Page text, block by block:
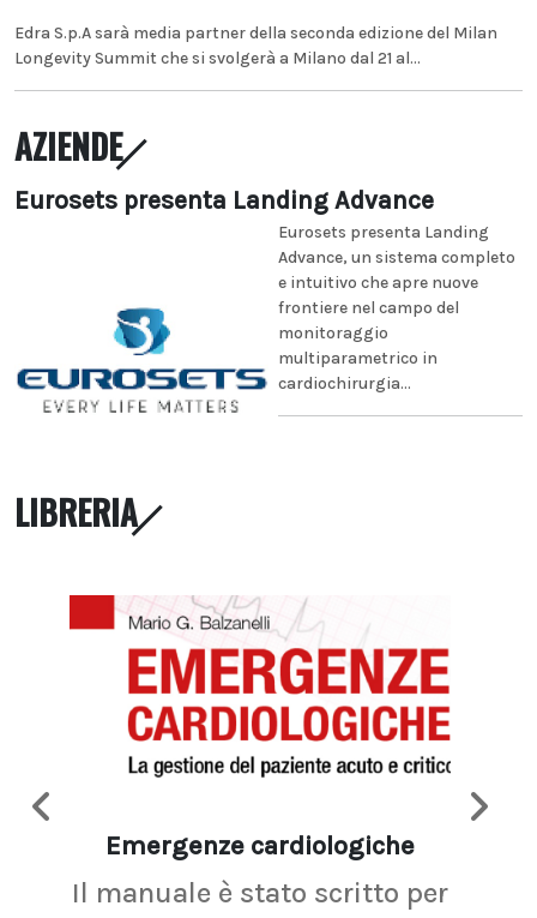
Edra S.p.A sarà media partner della seconda edizione del Milan
Longevity Summit che si svolgerà a Milano dal 21 al...
AZIENDE
Eurosets presenta Landing Advance
Eurosets presenta Landing
Advance, un sistema completo
e intuitivo che apre nuove
frontiere nel campo del
monitoraggio
multiparametrico in
cardiochirurgia...
LIBRERIA
Emergenze cardiologiche
Il manuale è stato scritto per